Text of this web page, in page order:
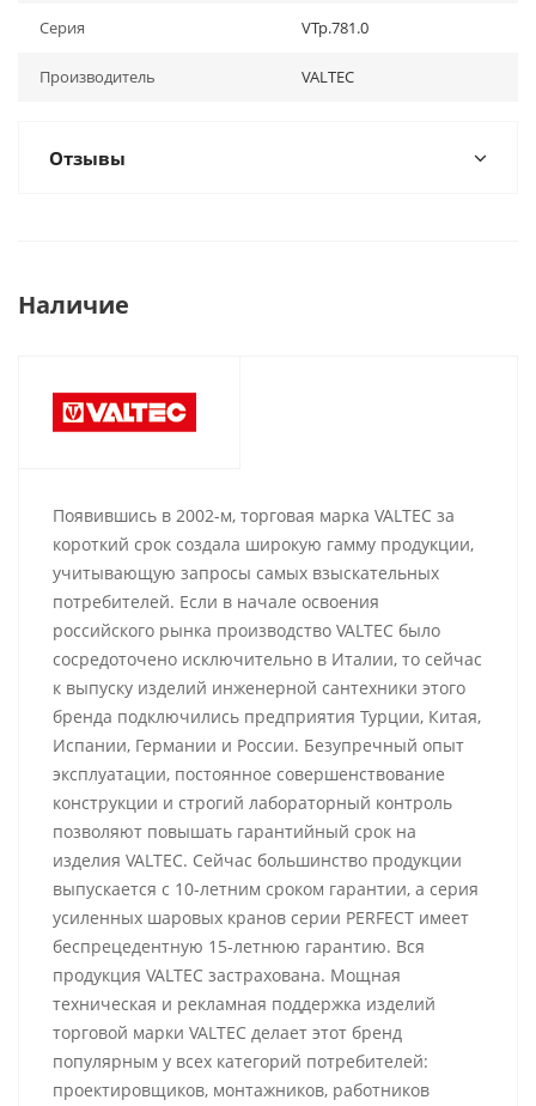
Серия VTp.781.0
Производитель VALTEC
Отзывы
Наличие
Появившись в 2002-м, торговая марка VALTEC за
короткий срок создала широкую гамму продукции,
учитывающую запросы самых взыскательных
потребителей. Если в начале освоения
российского рынка производство VALTEC было
сосредоточено исключительно в Италии, то сейчас
к выпуску изделий инженерной сантехники этого
бренда подключились предприятия Турции, Китая,
Испании, Германии и России. Безупречный опыт
эксплуатации, постоянное совершенствование
конструкции и строгий лабораторный контроль
позволяют повышать гарантийный срок на
изделия VALTEC. Сейчас большинство продукции
выпускается с 10-летним сроком гарантии, а серия
усиленных шаровых кранов серии PERFECT имеет
беспрецедентную 15-летнюю гарантию. Вся
продукция VALTEC застрахована. Мощная
техническая и рекламная поддержка изделий
торговой марки VALTEC делает этот бренд
популярным у всех категорий потребителей:
проектировщиков, монтажников, работников